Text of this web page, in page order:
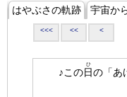
はやぶさの軌跡 宇宙か
<<< << <
♪この日
ひ
の「あ